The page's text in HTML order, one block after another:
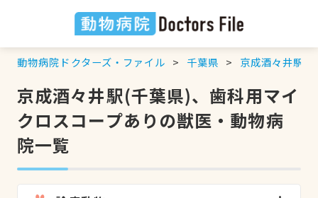
動物病院ドクターズ・ファイル 千葉県 京成酒々井駅
京成酒々井駅(千葉県)、歯科用マイ
クロスコープありの獣医・動物病
院一覧